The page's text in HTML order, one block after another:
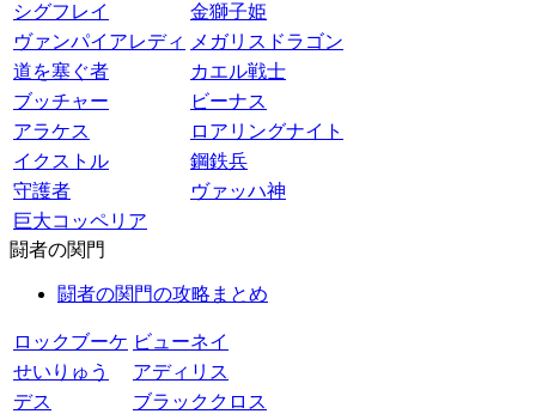
シグフレイ
金獅子姫
ヴァンパイアレディ
メガリスドラゴン
道を塞ぐ者
カエル戦士
ブッチャー
ビーナス
アラケス
ロアリングナイト
イクストル
鋼鉄兵
守護者
ヴァッハ神
巨大コッペリア
闘者の関門
闘者の関門の攻略まとめ
ロックブーケ ビューネイ
せいりゅう
アディリス
デス
ブラッククロス